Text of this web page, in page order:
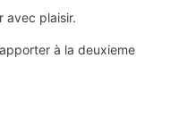
avec plaisir.
à la deuxieme